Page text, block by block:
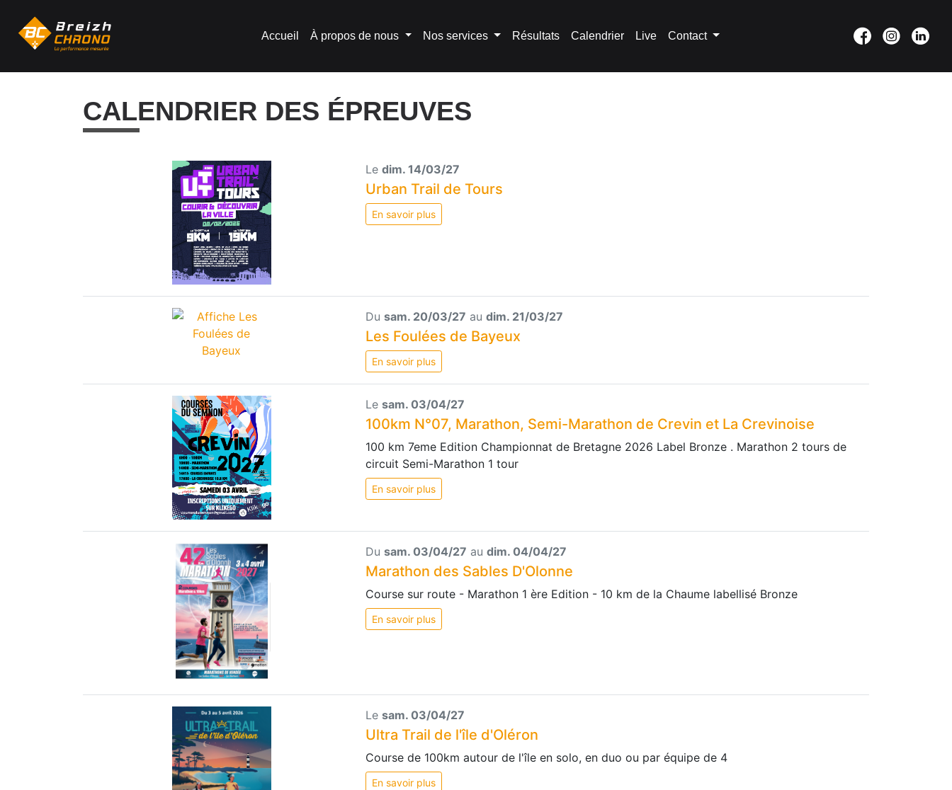
Accueil À propos de nous Nos services Résultats Calendrier Live Contact
CALENDRIER DES ÉPREUVES
Ledim. 14/03/27
Urban Trail de Tours
En savoir plus
Dusam. 20/03/27 audim. 21/03/27
Les Foulées de Bayeux
En savoir plus
Lesam. 03/04/27
100km N°07, Marathon, Semi-Marathon de Crevin et La Crevinoise
100 km 7eme Edition Championnat de Bretagne 2026 Label Bronze . Marathon 2 tours de
circuit Semi-Marathon 1 tour
En savoir plus
Dusam. 03/04/27 audim. 04/04/27
Marathon des Sables D'Olonne
Course sur route - Marathon 1 ère Edition - 10 km de la Chaume labellisé Bronze
En savoir plus
Lesam. 03/04/27
Ultra Trail de l'île d'Oléron
Course de 100km autour de l'île en solo, en duo ou par équipe de 4
En savoir plus